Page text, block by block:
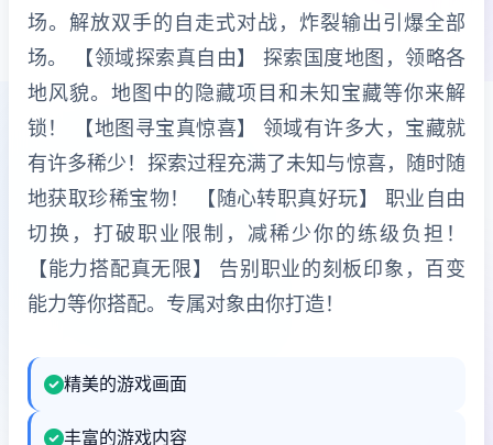
场。解放双手的自走式对战，炸裂输出引爆全部
场。 【领域探索真自由】 探索国度地图，领略各
地风貌。地图中的隐藏项目和未知宝藏等你来解
锁！ 【地图寻宝真惊喜】 领域有许多大，宝藏就
有许多稀少！探索过程充满了未知与惊喜，随时随
地获取珍稀宝物！ 【随心转职真好玩】 职业自由
切换，打破职业限制，减稀少你的练级负担！
【能力搭配真无限】 告别职业的刻板印象，百变
能力等你搭配。专属对象由你打造！
精美的游戏画面
丰富的游戏内容